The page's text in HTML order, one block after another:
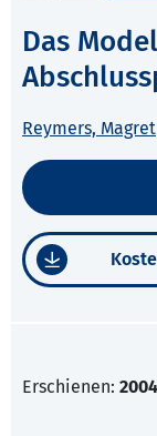
Das
Reymers, Magret
Erschienen: 2004